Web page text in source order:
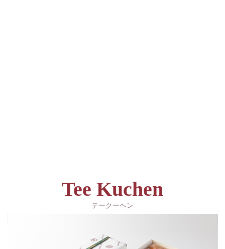
Tee Kuchen
テークーヘン